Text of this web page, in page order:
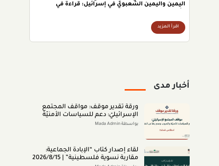
اليمين واليمين الشعبويّ في إسرائيل: قراءة في
اقرأ المزيد
أخبار مدى
ورقة تقدير موقف: مواقف المجتمع
الإسرائيليّ: دعم للسياسات الأمنيّة
والحروب وعدم رضا عن النتائج (تمّوز
بواسطة Mada Admin
لقاء إصدار كتاب “اﻹﺑﺎدةّ اﻟﺠﻤﺎﻋﻴﺔ:
ﻣﻘﺎرﺑﺔ ﻧﺴﻮﻳﺔ ﻓﻠﺴﻄﻴﻨﻴﺔ” | 2026/8/15